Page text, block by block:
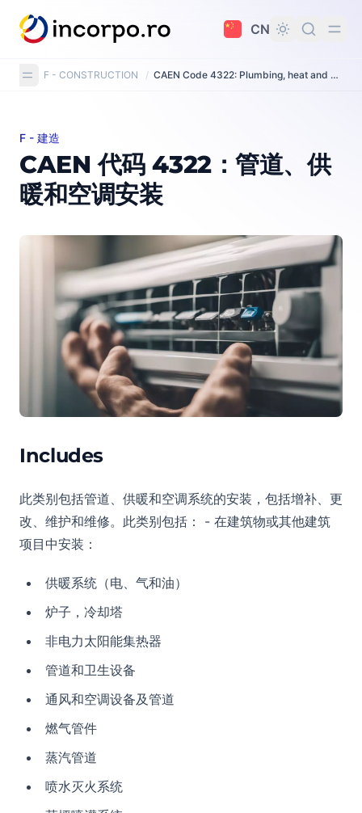
要内容
CN
F - CONSTRUCTION / CAEN Code 4322: Plumbing, heat and air conditioning installation
CAEN 代码 4322：管道、供暖和空调安装
F - 建造
CAEN 代码 4322：管道、供
暖和空调安装
Includes
此类别包括管道、供暖和空调系统的安装，包括增补、更
改、维护和维修。此类别包括： - 在建筑物或其他建筑
项目中安装：
供暖系统（电、气和油）
炉子，冷却塔
非电力太阳能集热器
管道和卫生设备
通风和空调设备及管道
燃气管件
蒸汽管道
喷水灭火系统